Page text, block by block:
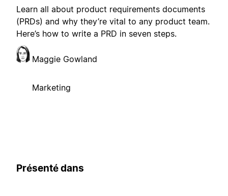
Learn all about product requirements documents
(PRDs) and why they’re vital to any product team.
Here’s how to write a PRD in seven steps.
Maggie Gowland
Marketing
Présenté dans